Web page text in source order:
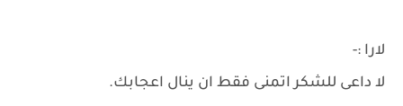
لارا :-
لا داعى للشكر اتمنى فقط ان ينال اعجابك.